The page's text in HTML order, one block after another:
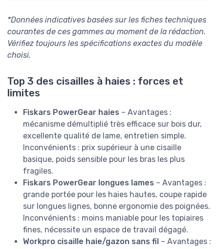
*Données indicatives basées sur les fiches techniques
courantes de ces gammes au moment de la rédaction.
Vérifiez toujours les spécifications exactes du modèle
choisi.
Top 3 des cisailles à haies : forces et
limites
Fiskars PowerGear haies – Avantages :
mécanisme démultiplié très efficace sur bois dur,
excellente qualité de lame, entretien simple.
Inconvénients : prix supérieur à une cisaille
basique, poids sensible pour les bras les plus
fragiles.
Fiskars PowerGear longues lames – Avantages :
grande portée pour les haies hautes, coupe rapide
sur longues lignes, bonne ergonomie des poignées.
Inconvénients : moins maniable pour les topiaires
fines, nécessite un espace de travail dégagé.
Workpro cisaille haie/gazon sans fil – Avantages :